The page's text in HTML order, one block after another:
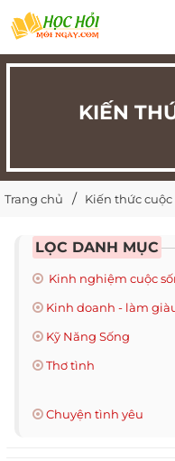
KIẾN
Trang chủ Kiến thức cuộc
LỌC DANH MỤC
Kinh nghiệm cuộc
Kinh doanh - làm
Kỹ Năng Sống
Thơ tình
Chuyện tình yêu